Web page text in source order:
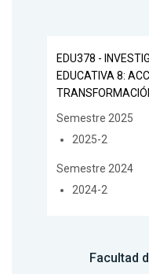
EDU378 -
EDUCATIVA 8:
Semestre 2025
2025-2
Semestre 2024
2024-2
Facultad